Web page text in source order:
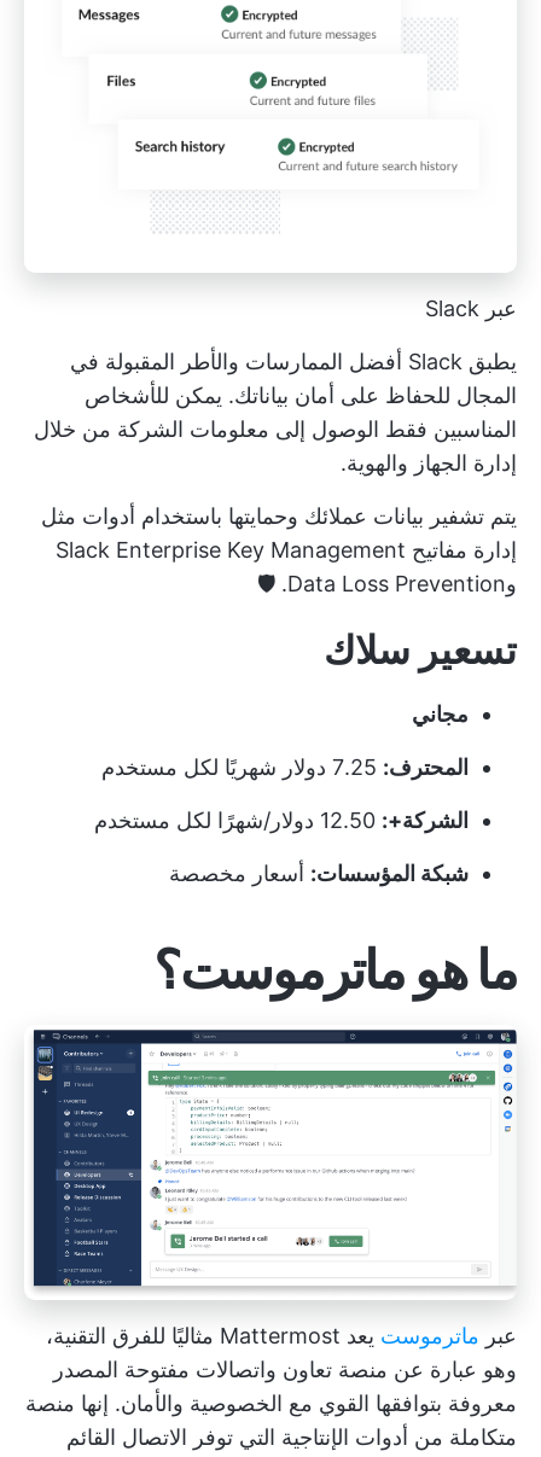
عبر Slack
يطبق Slack أفضل الممارسات والأطر المقبولة في
المجال للحفاظ على أمان بياناتك. يمكن للأشخاص
المناسبين فقط الوصول إلى معلومات الشركة من خلال
إدارة الجهاز والهوية.
يتم تشفير بيانات عملائك وحمايتها باستخدام أدوات مثل
إدارة مفاتيح Slack Enterprise Key Management
وData Loss Prevention. 🛡️
تسعير سلاك
مجاني
المحترف:
الشركة+:
شبكة المؤسسات: أسعار مخصصة
ما هو ماترموست؟
عبر ماترموست
يعد Mattermost مثاليًا للفرق التقنية،
وهو عبارة عن منصة تعاون واتصالات مفتوحة المصدر
معروفة بتوافقها القوي مع الخصوصية والأمان. إنها منصة
متكاملة من أدوات الإنتاجية التي توفر الاتصال القائم